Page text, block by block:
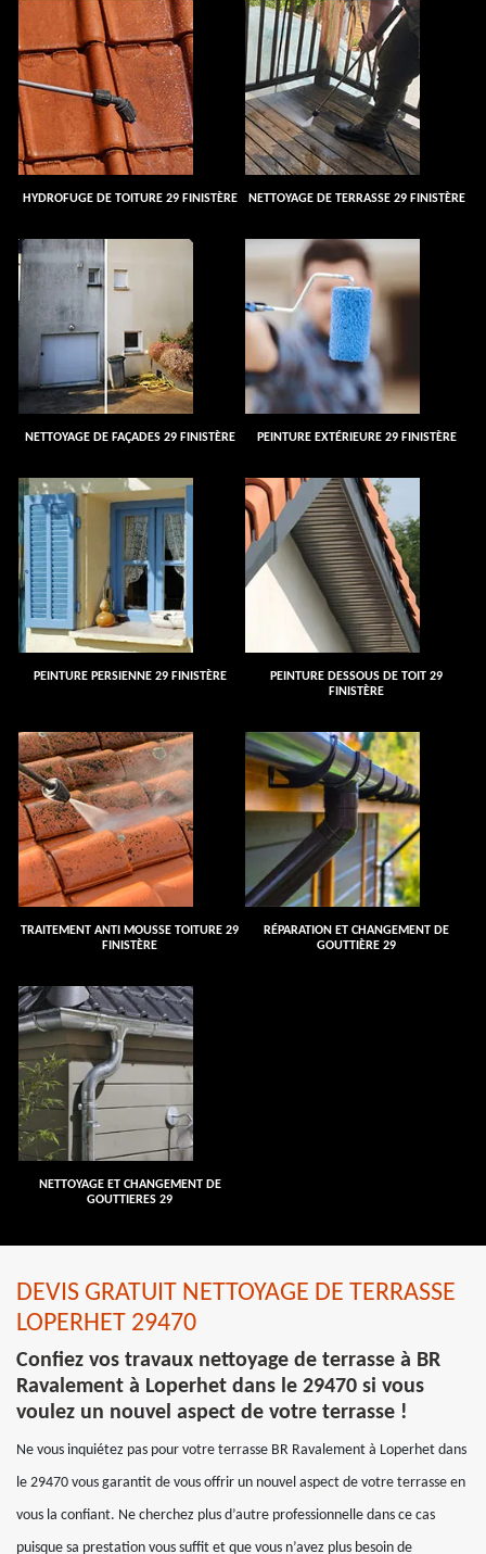
HYDROFUGE DE TOITURE 29 FINISTÈRE NETTOYAGE DE TERRASSE 29 FINISTÈRE
NETTOYAGE DE FAÇADES 29 FINISTÈRE PEINTURE EXTÉRIEURE 29 FINISTÈRE
PEINTURE PERSIENNE 29 FINISTÈRE
PEINTURE DESSOUS DE TOIT 29
FINISTÈRE
TRAITEMENT ANTI MOUSSE TOITURE 29
FINISTÈRE
RÉPARATION ET CHANGEMENT DE
GOUTTIÈRE 29
NETTOYAGE ET CHANGEMENT DE
GOUTTIERES 29
DEVIS GRATUIT NETTOYAGE DE TERRASSE
LOPERHET 29470
Confiez vos travaux nettoyage de terrasse à BR
Ravalement à Loperhet dans le 29470 si vous
voulez un nouvel aspect de votre terrasse !
Ne vous inquiétez pas pour votre terrasse BR Ravalement à Loperhet dans
le 29470 vous garantit de vous offrir un nouvel aspect de votre terrasse en
vous la confiant. Ne cherchez plus d’autre professionnelle dans ce cas
puisque sa prestation vous suffit et que vous n’avez plus besoin de